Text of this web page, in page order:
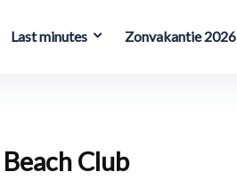
Last minutes Zonvakantie 2026
Club